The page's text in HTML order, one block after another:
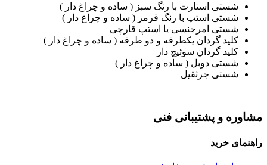
شستی استارت با رنگ سبز ( ساده و چراغ دار )
شستی استپ با رنگ قرمز ( ساده و چراغ دار )
شستی امرجنسی یا استپ قارچی
کلید گردان یکطرفه و دو طرفه ( ساده و چراغ دار )
کلید گردان سوئیچ دار
شستی دوبل ( ساده و چراغ دار )
شستی جرثقیل
مشاوره و پشتیبانی فنی
راهنمای خرید